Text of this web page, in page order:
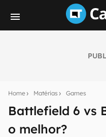
Home Matérias Games
Battlefield 6 vs
o melhor?
notícias e reviews
mão.
E-mail